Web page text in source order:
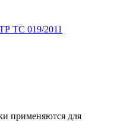
ТС 019/2011
применяются для